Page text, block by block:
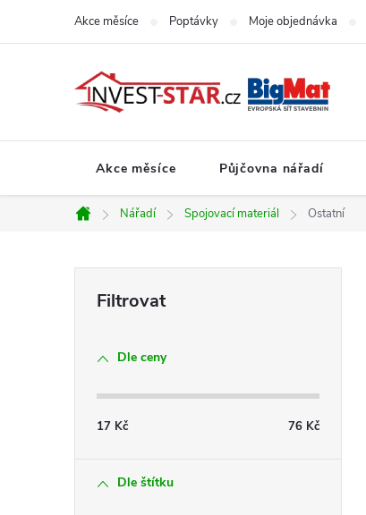
Akce měsíce Poptávky Moje objednávka
Akce měsíce Půjčovna nářadí
Domů
Nářadí Spojovací materiál Ostatní
Dle ceny
17 Kč 76 Kč
Dle štítku